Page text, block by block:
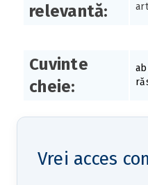
relevantă:
Cuvinte
cheie:
Vrei acces